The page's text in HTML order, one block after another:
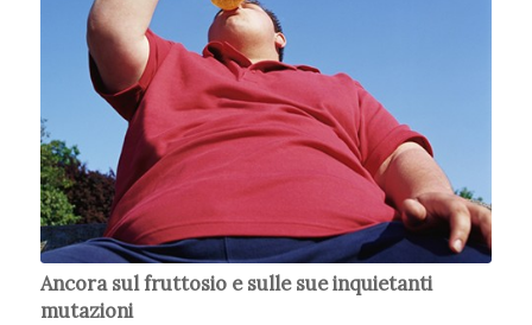
Ancora sul fruttosio e sulle sue inquietanti
mutazioni